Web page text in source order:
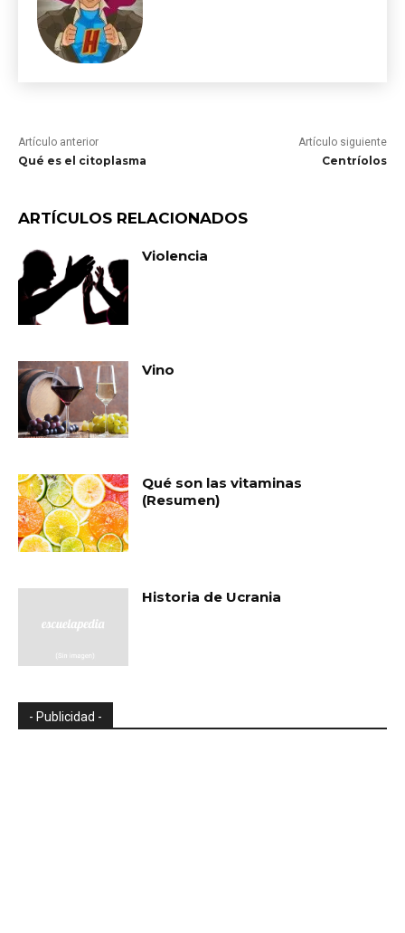
Artículo anterior
Qué es el citoplasma
Artículo siguiente
Centríolos
ARTÍCULOS RELACIONADOS
Violencia
Vino
Qué son las vitaminas
(Resumen)
Historia de Ucrania
- Publicidad -